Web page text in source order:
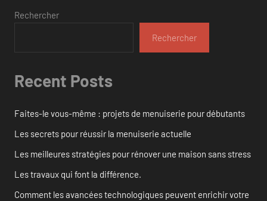
Rechercher
Rechercher
Recent Posts
Faites-le vous-même : projets de menuiserie pour débutants
Les secrets pour réussir la menuiserie actuelle
Les meilleures stratégies pour rénover une maison sans stress
Les travaux qui font la différence.
Comment les avancées technologiques peuvent enrichir votre